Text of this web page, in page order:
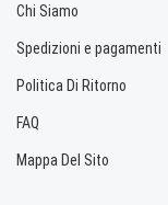
Chi Siamo
Spedizioni e pagamenti
Politica Di Ritorno
FAQ
Mappa Del Sito